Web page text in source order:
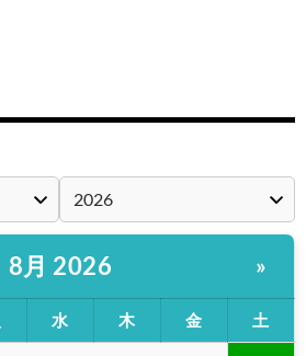
8月 2026 »
水 木 金 土